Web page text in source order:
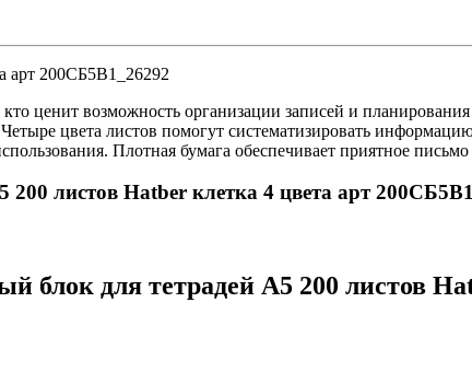
арт 200СБ5В1_26292
ценит возможность организации записей и
цвета листов помогут систематизировать
Плотная бумага обеспечивает приятное
листов Hatber клетка 4 цвета арт
блок для тетрадей А5 200 листов